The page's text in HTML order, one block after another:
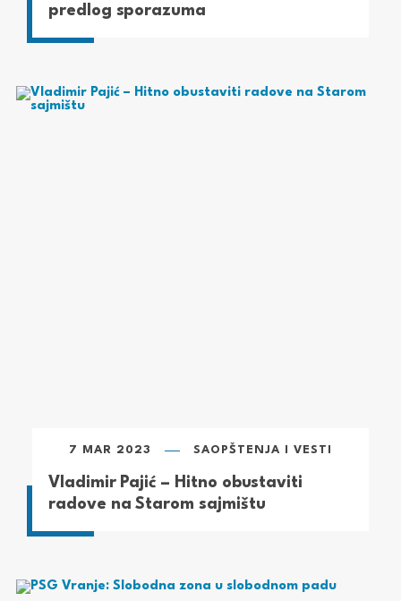
predlog sporazuma
7 MAR 2023 SAOPŠTENJA I VESTI
Vladimir Pajić – Hitno obustaviti
radove na Starom sajmištu